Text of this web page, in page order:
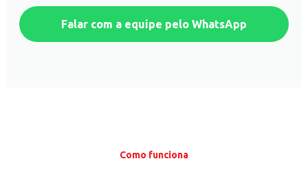
Falar com a equipe pelo WhatsApp
Como funciona